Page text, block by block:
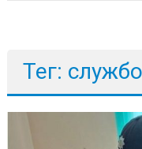
Тег: